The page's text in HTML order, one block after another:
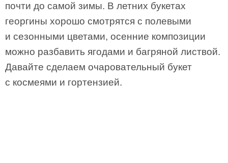
почти до самой зимы. В летних букетах
георгины хорошо смотрятся с полевыми
и сезонными цветами, осенние композиции
можно разбавить ягодами и багряной листвой.
Давайте сделаем очаровательный букет
с космеями и гортензией.